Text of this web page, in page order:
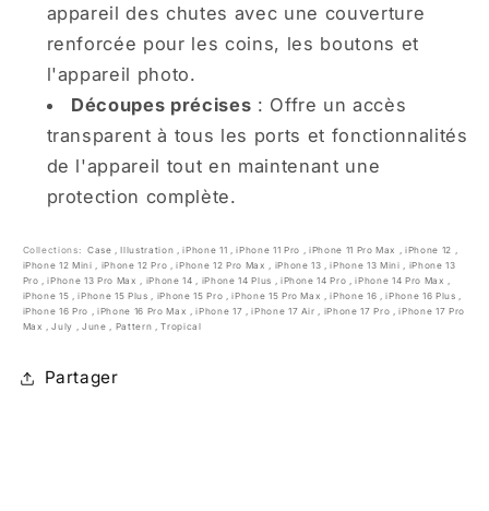
appareil des chutes avec une couverture
renforcée pour les coins, les boutons et
l'appareil photo.
Découpes précises : Offre un accès
transparent à tous les ports et fonctionnalités
de l'appareil tout en maintenant une
protection complète.
Collections: Case ,Illustration ,iPhone 11 ,iPhone 11 Pro iPhone 11 Pro Max ,iPhone 12
iPhone 12 Mini
iPhone 12 Pro ,iPhone 12 Pro Max iPhone 13 ,iPhone 13 Mini
iPhone 13
Pro
,iPhone 13 Pro Max iPhone 14 iPhone 14 Plus iPhone 14 Pro ,iPhone 14 Pro Max
iPhone 15
,iPhone 15 Plus iPhone 15 Pro ,iPhone 15 Pro Max ,iPhone 16 ,iPhone 16 Plus
iPhone 16 Pro
,iPhone 16 Pro Max ,iPhone 17 ,iPhone 17 Air iPhone 17 Pro ,iPhone 17 Pro
Max
,July ,June Pattern ,Tropical
Partager